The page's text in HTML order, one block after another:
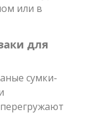
или в
для
сумки-